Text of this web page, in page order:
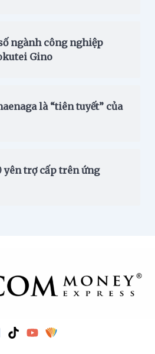
ngành công nghiệp
Gino
là “tiên tuyết” của
yên trợ cấp trên ứng